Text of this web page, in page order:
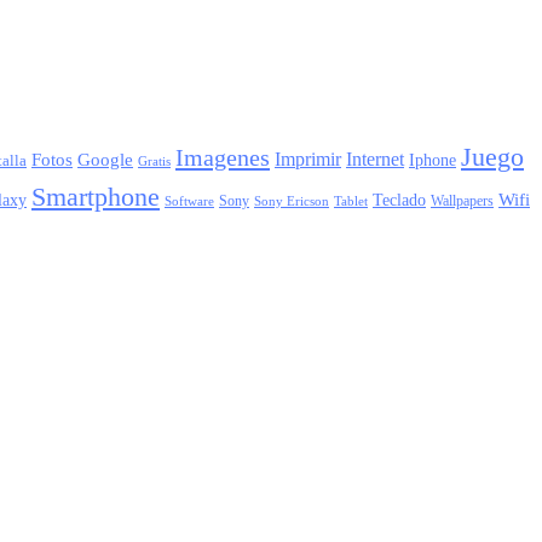
Fotos Google Gratis Imagenes Imprimir Internet Iphone Juego
Smartphone Software Sony Sony Ericson Tablet Teclado Wallpapers Wifi